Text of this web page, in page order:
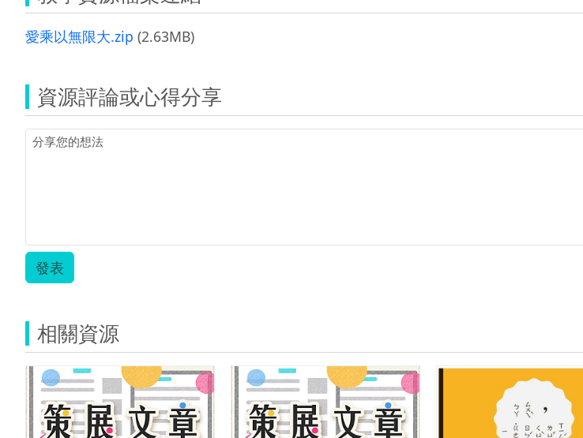
愛乘以無限大.zip (2.63MB)
資源評論或心得分享
發表
相關資源